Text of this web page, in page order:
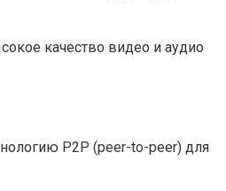
качество видео и аудио
P2P (peer-to-peer) для